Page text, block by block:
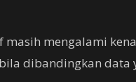
mengalami
dibandingkan